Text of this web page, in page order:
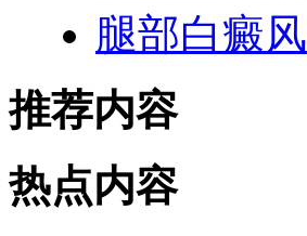
腿部白癜风
推荐内容
热点内容